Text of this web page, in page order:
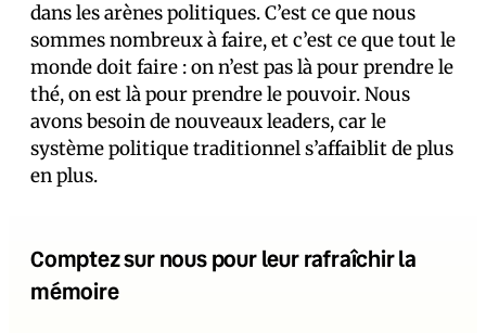
dans les arènes politiques. C’est ce que nous
sommes nombreux à faire, et c’est ce que tout le
monde doit faire : on n’est pas là pour prendre le
thé, on est là pour prendre le pouvoir. Nous
avons besoin de nouveaux leaders, car le
système politique traditionnel s’affaiblit de plus
en plus.
Comptez sur nous pour leur rafraîchir la
mémoire